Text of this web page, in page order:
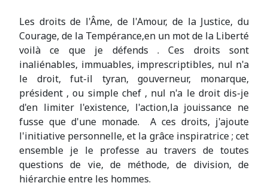
Les droits de l'Âme, de l'Amour, de la Justice, du
Courage, de la Tempérance,en un mot de la Liberté
voilà ce que je défends . Ces droits sont
inaliénables, immuables, imprescriptibles, nul n'a
le droit, fut-il tyran, gouverneur, monarque,
président , ou simple chef , nul n'a le droit dis-je
d'en limiter l'existence, l'action,la jouissance ne
fusse que d'une monade. A ces droits, j'ajoute
l'initiative personnelle, et la grâce inspiratrice ; cet
ensemble je le professe au travers de toutes
questions de vie, de méthode, de division, de
hiérarchie entre les hommes.